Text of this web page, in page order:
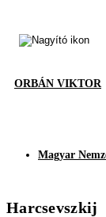
ORBÁN VIKTOR
Magyar
Harcsevszkij